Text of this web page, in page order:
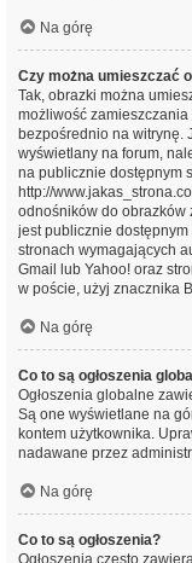
Na górę
Czy można umieszczać
Tak, obrazki można
możliwość zamieszczania
bezpośrednio na witrynę.
wyświetlany na forum,
na publicznie dostępnym
http://
odnośników do obrazków
jest publicznie
stronach wymagających
Gmail lub Yahoo! oraz
w poście, użyj znacznika
Na górę
Co to są ogłoszenia
Ogłoszenia globalne
Są one wyświetlane na
kontem użytkownika.
nadawane przez
Na górę
Co to są ogłoszenia?